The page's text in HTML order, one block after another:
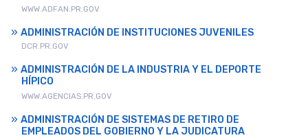
WWW.ADFAN.PR.GOV
ADMINISTRACIÓN DE INSTITUCIONES JUVENILES
DCR.PR.GOV
ADMINISTRACIÓN DE LA INDUSTRIA Y EL DEPORTE
HÍPICO
WWW.AGENCIAS.PR.GOV
ADMINISTRACIÓN DE SISTEMAS DE RETIRO DE
EMPLEADOS DEL GOBIERNO Y LA JUDICATURA